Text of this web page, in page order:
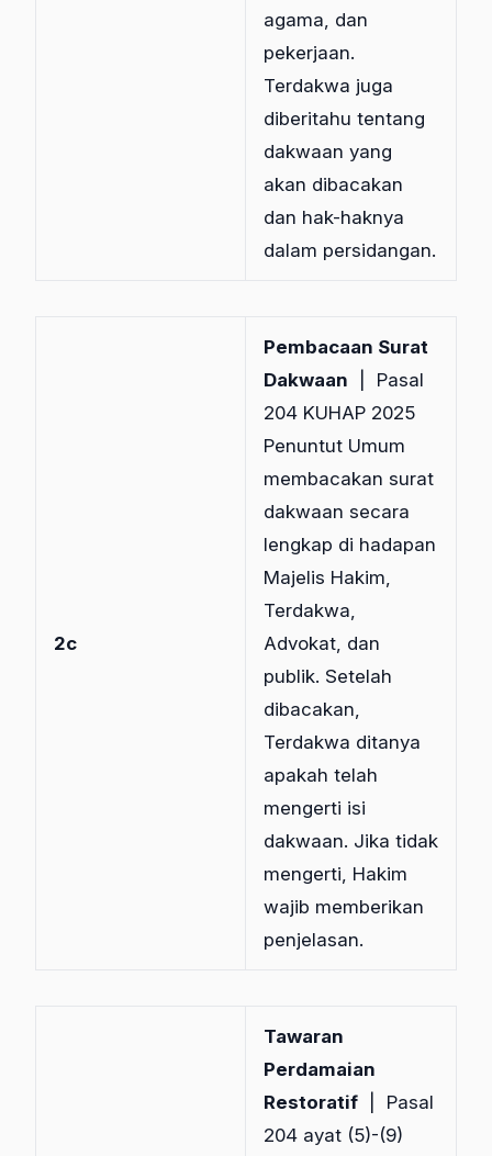
agama, dan
pekerjaan.
Terdakwa juga
diberitahu tentang
dakwaan yang
akan dibacakan
dan hak-haknya
dalam persidangan.
2c
Pembacaan Surat
Dakwaan | Pasal
204 KUHAP 2025
Penuntut Umum
membacakan surat
dakwaan secara
lengkap di hadapan
Majelis Hakim,
Terdakwa,
Advokat, dan
publik. Setelah
dibacakan,
Terdakwa ditanya
apakah telah
mengerti isi
dakwaan. Jika tidak
mengerti, Hakim
wajib memberikan
penjelasan.
Tawaran
Perdamaian
Restoratif | Pasal
204 ayat (5)-(9)